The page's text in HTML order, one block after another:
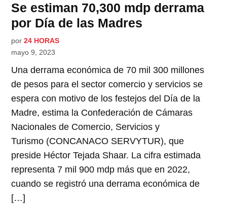
Se estiman 70,300 mdp derrama
por Día de las Madres
por 24 HORAS
mayo 9, 2023
Una derrama económica de 70 mil 300 millones
de pesos para el sector comercio y servicios se
espera con motivo de los festejos del Día de la
Madre, estima la Confederación de Cámaras
Nacionales de Comercio, Servicios y
Turismo (CONCANACO SERVYTUR), que
preside Héctor Tejada Shaar. La cifra estimada
representa 7 mil 900 mdp más que en 2022,
cuando se registró una derrama económica de
[…]